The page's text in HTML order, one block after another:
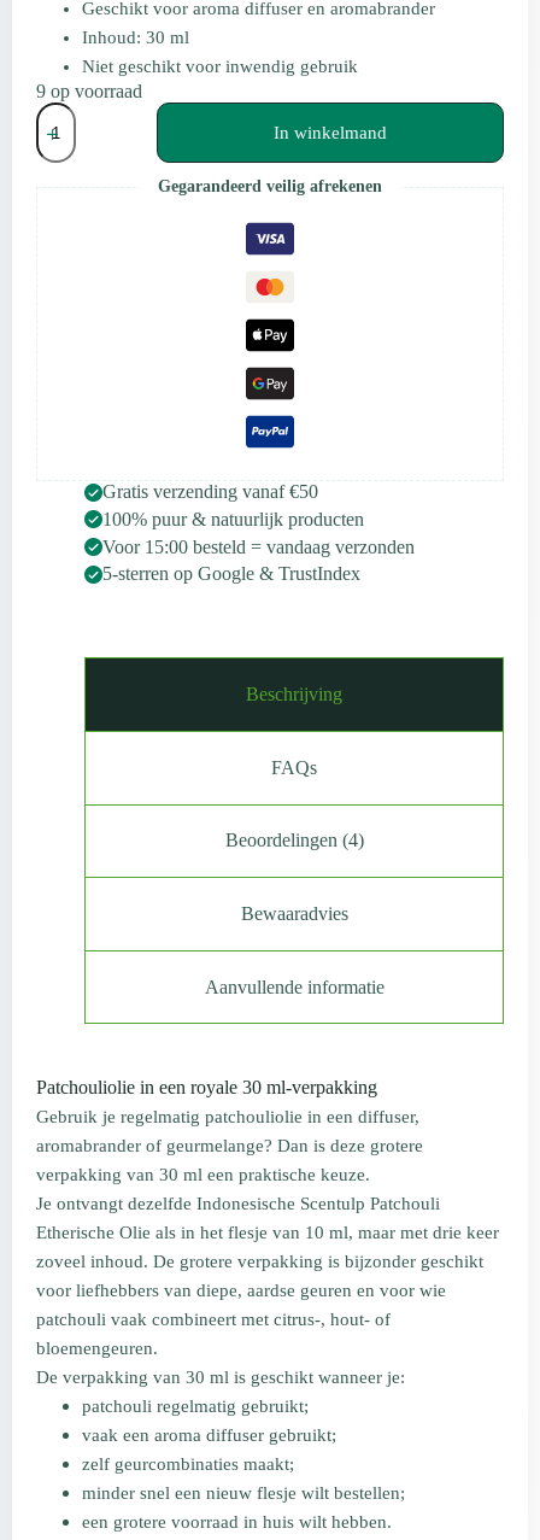
Geschikt voor aroma diffuser en aromabrander
Inhoud: 30 ml
Niet geschikt voor inwendig gebruik
9 op voorraad
Scentulp
Patchouli
Etherische
–
30
ml
aantal
In winkelmand
Gegarandeerd veilig afrekenen
Gratis verzending vanaf €50
100% puur & natuurlijk producten
Voor 15:00 besteld = vandaag verzonden
5-sterren op Google & TrustIndex
Beschrijving
FAQs
Beoordelingen (4)
Bewaaradvies
Aanvullende informatie
Patchouliolie in een royale 30 ml-verpakking
Gebruik je regelmatig patchouliolie in een diffuser,
aromabrander of geurmelange? Dan is deze grotere
verpakking van 30 ml een praktische keuze.
Je ontvangt dezelfde Indonesische Scentulp Patchouli
Etherische Olie als in het flesje van 10 ml, maar met drie keer
zoveel inhoud. De grotere verpakking is bijzonder geschikt
voor liefhebbers van diepe, aardse geuren en voor wie
patchouli vaak combineert met citrus-, hout- of
bloemengeuren.
De verpakking van 30 ml is geschikt wanneer je:
patchouli regelmatig gebruikt;
vaak een aroma diffuser gebruikt;
zelf geurcombinaties maakt;
minder snel een nieuw flesje wilt bestellen;
een grotere voorraad in huis wilt hebben.